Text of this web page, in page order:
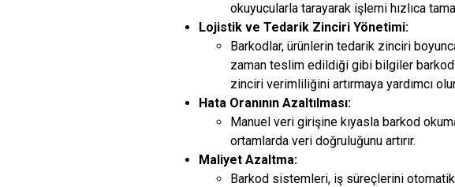
okuyucularla tarayarak işlemi hızlıca
Lojistik ve Tedarik Zinciri Yönetimi:
Barkodlar, ürünlerin tedarik zinciri
zaman teslim edildiği gibi bilgiler
zinciri verimliliğini artırmaya yardımcı
Hata Oranının Azaltılması:
Manuel veri girişine kıyasla barkod
ortamlarda veri doğruluğunu artırır.
Maliyet Azaltma:
Barkod sistemleri, iş süreçlerini